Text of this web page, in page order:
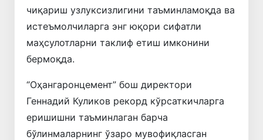
чиқариш узлуксизлигини таъминламоқда ва
истеъмолчиларга энг юқори сифатли
маҳсулотларни таклиф етиш имконини
бермоқда.
“Оҳангаронцемент” бош директори
Геннадий Куликов рекорд кўрсаткичларга
еришишни таъминлаган барча
бўлинмаларнинг ўзаро мувофиқласган